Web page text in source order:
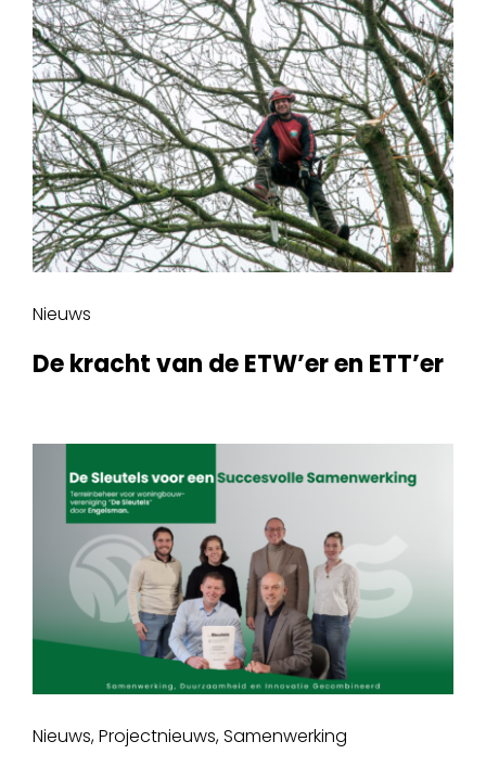
Nieuws
De kracht van de ETW’er en ETT’er
Nieuws,Projectnieuws,Samenwerking